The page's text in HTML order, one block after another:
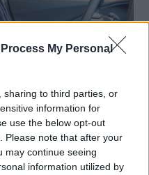
My Personal
sharing to third parties, or
information for
use the below opt-out
Please note that after your
may continue seeing
information utilized by
första 370 milen i vår
många andra fördelar